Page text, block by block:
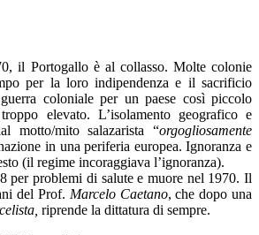
il Portogallo è al collasso. Molte colonie
per la loro indipendenza e il sacrificio
coloniale per un paese così piccolo
elevato. L’isolamento geografico e
motto/mito salazarista “orgogliosamente
in una periferia europea. Ignoranza e
(il regime incoraggiava l’ignoranza).
per problemi di salute e muore nel 1970. Il
del Prof. Marcelo Caetano, che dopo una
riprende la dittatura di sempre.